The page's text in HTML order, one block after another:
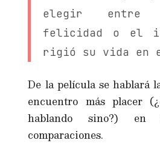
elegir entre
felicidad o el
rigió su vida en
De la película se hablará
encuentro más placer
hablando sino?) en
comparaciones.